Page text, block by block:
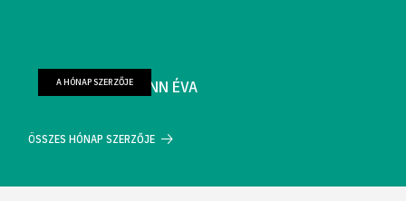
FARKAS WELLMANN ÉVA
A HÓNAP SZERZŐJE
ÖSSZES HÓNAP SZERZŐJE